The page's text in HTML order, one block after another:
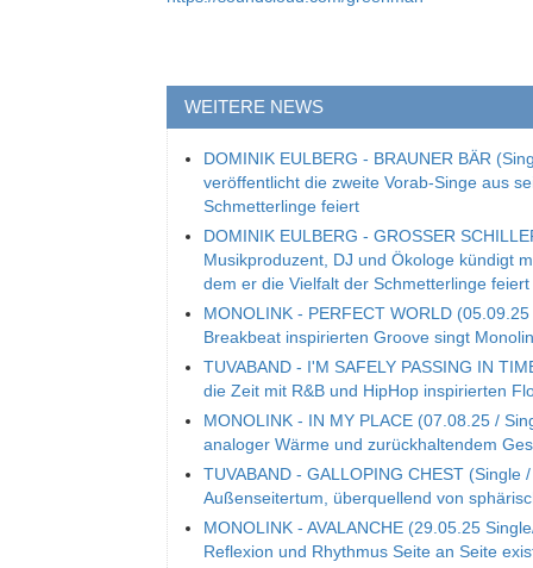
WEITERE NEWS
DOMINIK EULBERG - BRAUNER BÄR
veröffentlicht die zweite Vorab-Singe aus
Schmetterlinge feiert
DOMINIK EULBERG - GROSSER
Musikproduzent, DJ und Ökologe kündigt
dem er die Vielfalt der Schmetterlinge feiert
MONOLINK - PERFECT WORLD
Breakbeat inspirierten Groove singt
TUVABAND - I'M SAFELY PASSING IN
die Zeit mit R&B und HipHop inspirierten
MONOLINK - IN MY PLACE (07.08.25 /
analoger Wärme und zurückhaltendem
TUVABAND - GALLOPING CHEST
Außenseitertum, überquellend von
MONOLINK - AVALANCHE (29.05.25
Reflexion und Rhythmus Seite an Seite